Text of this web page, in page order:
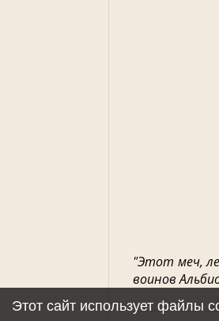
"Этот меч,
воинов
Этот сайт использует файлы